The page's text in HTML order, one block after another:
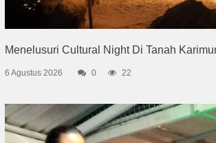
Menelusuri Cultural Night Di Tanah
6 Agustus 2026 0 22